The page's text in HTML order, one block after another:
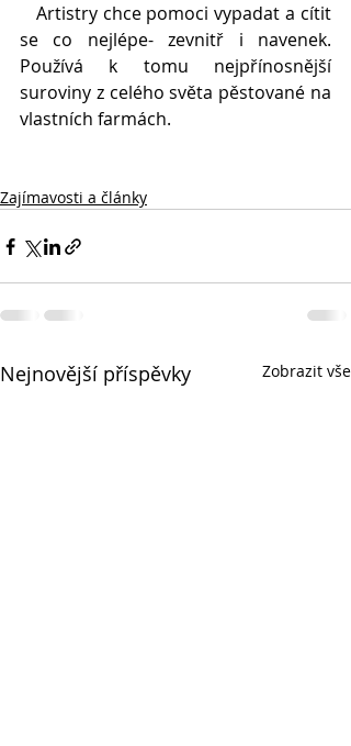
se co nejlépe- zevnitř i navenek.
Používá k tomu nejpřínosnější
suroviny z celého světa pěstované na
vlastních farmách.
Zajímavosti a články
Nejnovější příspěvky Zobrazit vše